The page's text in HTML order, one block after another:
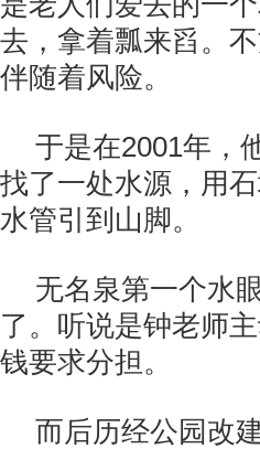
去，拿着瓢来舀。
伴随着风险。
于是在2001年，
找了一处水源，用
水管引到山脚。
无名泉第一个水
了。听说是钟老师
钱要求分担。
而后历经公园改